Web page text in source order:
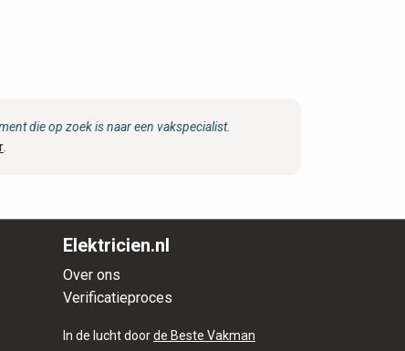
die op zoek is naar een vakspecialist.
Elektricien.nl
Over ons
Verificatieproces
In de lucht doorde Beste Vakman